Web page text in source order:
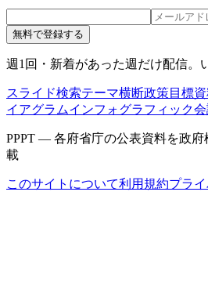
無料で登録する
週1回・新着があった週だけ配信。
スライド検索テーマ横断政策目標
イアグラムインフォグラフィック
PPPT — 各府省庁の公表資料を政
載
このサイトについて利用規約プラ